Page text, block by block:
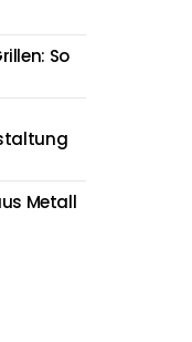
So
Metall